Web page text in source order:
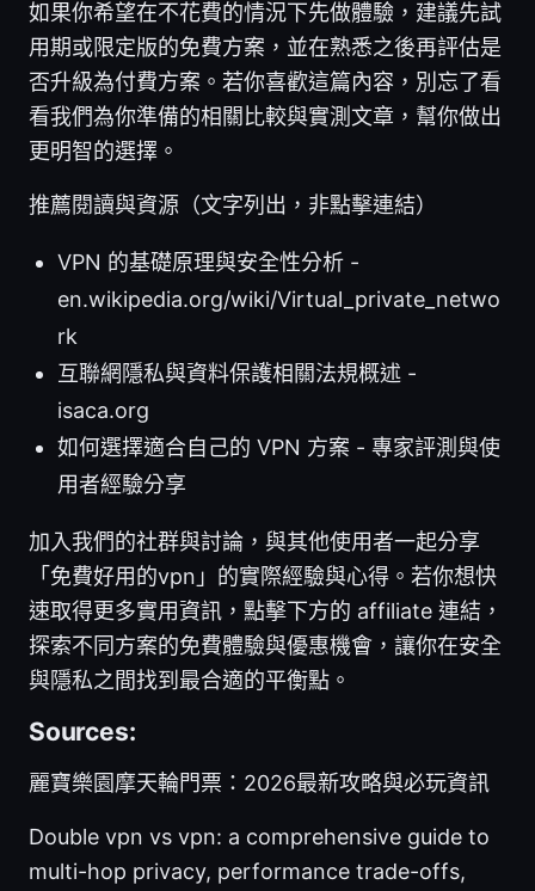
如果你希望在不花費的情況下先做體驗，建議先試
用期或限定版的免費方案，並在熟悉之後再評估是
否升級為付費方案。若你喜歡這篇內容，別忘了看
看我們為你準備的相關比較與實測文章，幫你做出
更明智的選擇。
推薦閱讀與資源（文字列出，非點擊連結）
VPN 的基礎原理與安全性分析 -
en.wikipedia.org/wiki/Virtual_private_netwo
rk
互聯網隱私與資料保護相關法規概述 -
isaca.org
如何選擇適合自己的 VPN 方案 - 專家評測與使
用者經驗分享
加入我們的社群與討論，與其他使用者一起分享
「免費好用的vpn」的實際經驗與心得。若你想快
速取得更多實用資訊，點擊下方的 affiliate 連結，
探索不同方案的免費體驗與優惠機會，讓你在安全
與隱私之間找到最合適的平衡點。
Sources:
麗寶樂園摩天輪門票：2026最新攻略與必玩資訊
Double vpn vs vpn: a comprehensive guide to
multi-hop privacy, performance trade-offs,